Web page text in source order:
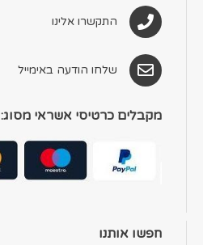
התקשרו אלינו
שלחו הודעה באימייל
מקבלים כרטיסי אשראי מסוג:
חפשו אותנו